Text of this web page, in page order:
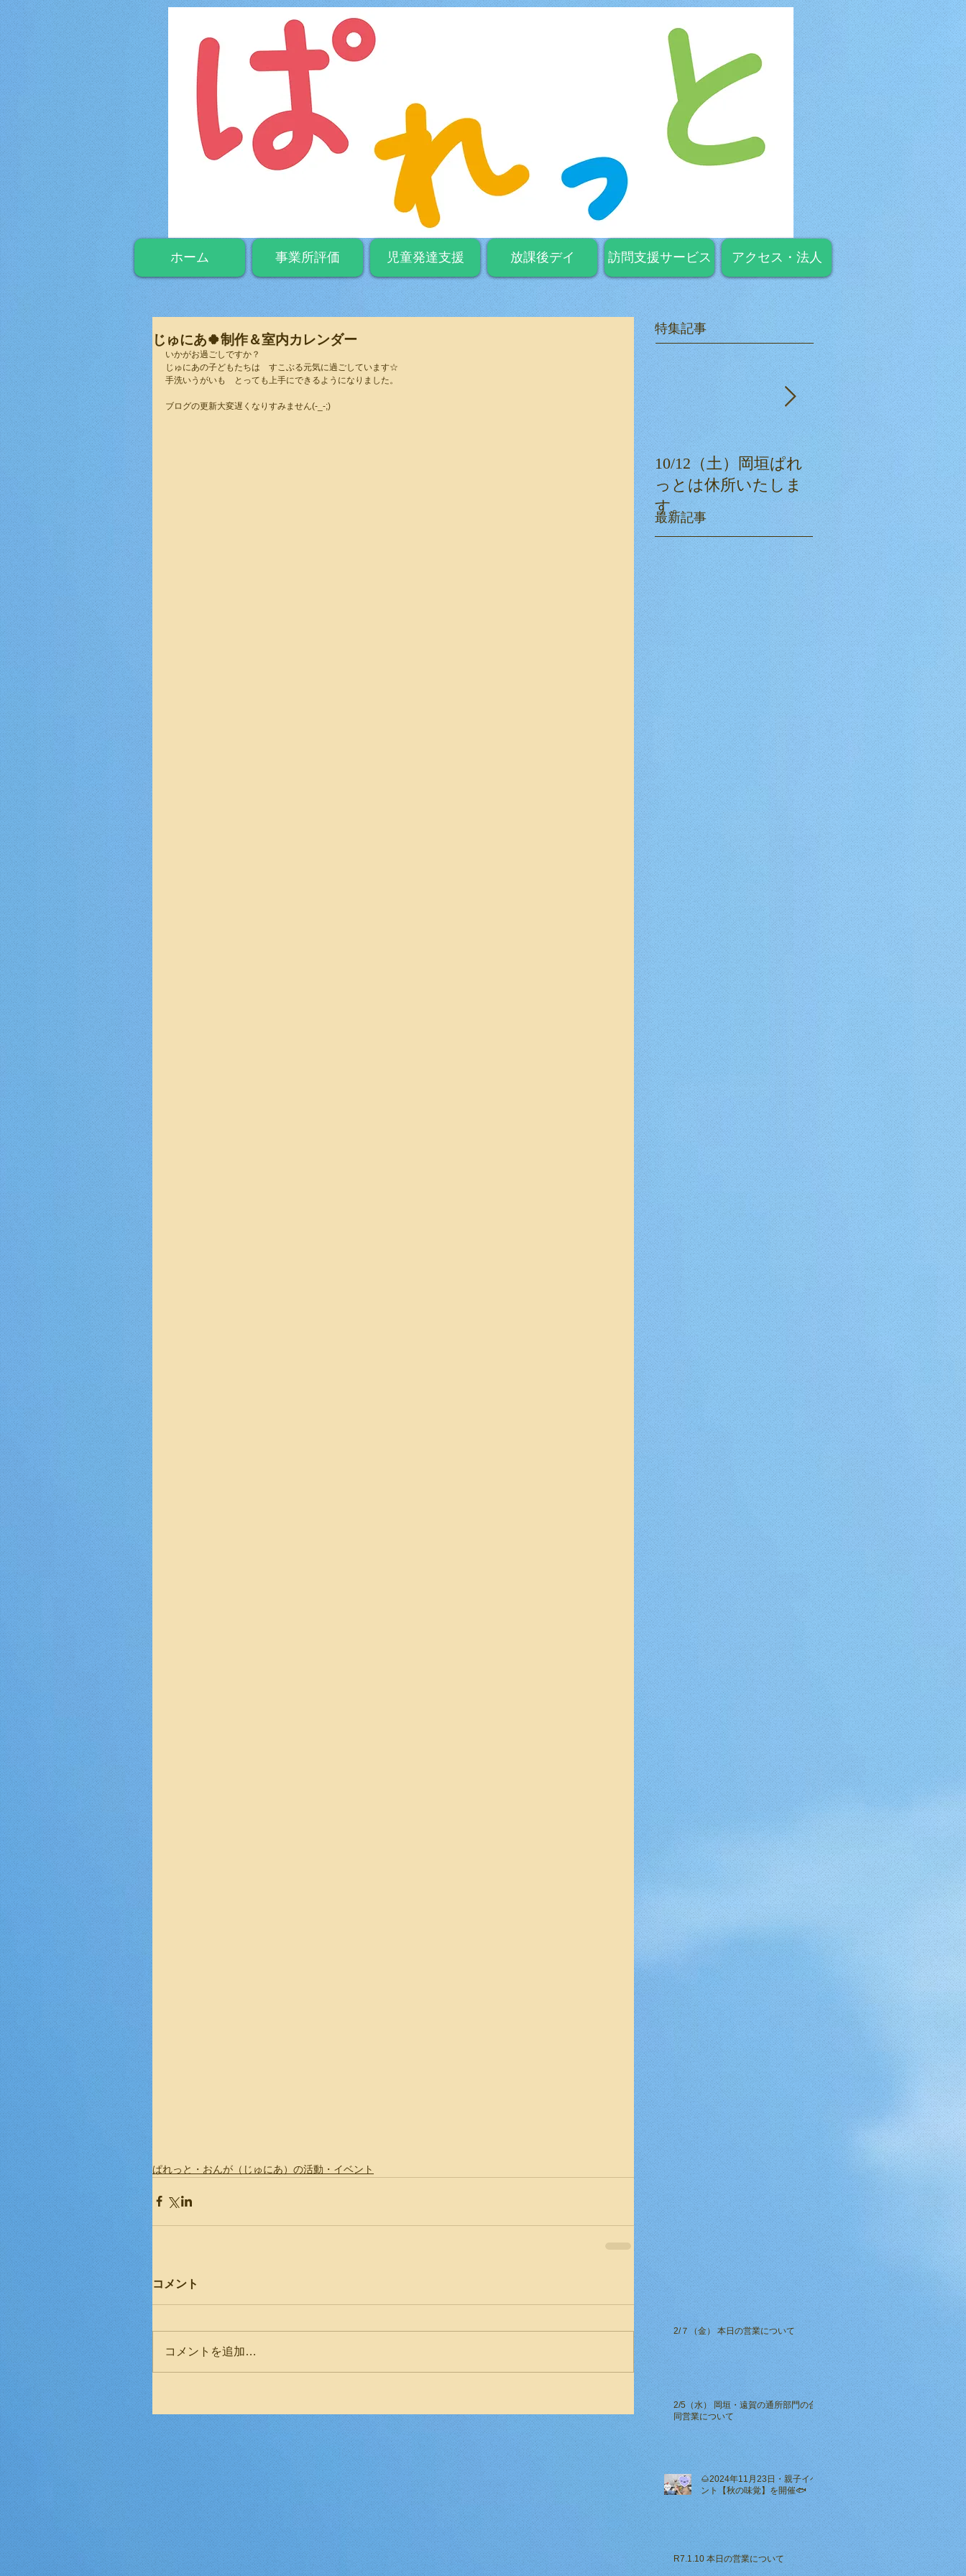
ホーム 事業所評価 児童発達支援 放課後デイ 訪問支援サービス アクセス・法人
じゅにあ🍀制作＆室内カレンダー
いかがお過ごしですか？
じゅにあの子どもたちは　すこぶる元気に過ごしています☆
手洗いうがいも　とっても上手にできるようになりました。
ブログの更新大変遅くなりすみません(-_-;)
ぱれっと・おんが（じゅにあ）の活動・イベント
コメント
コメントを追加…
特集記事
10/12（土）岡垣ぱれ
っとは休所いたしま
す。
ぱれっとクリスマス
会☆
最新記事
2/７（金） 本日の営業について
2/5（水） 岡垣・遠賀の通所部門の合
同営業について
🌰2024年11月23日・親子イベ
ント【秋の味覚】を開催🐟
R7.1.10 本日の営業について